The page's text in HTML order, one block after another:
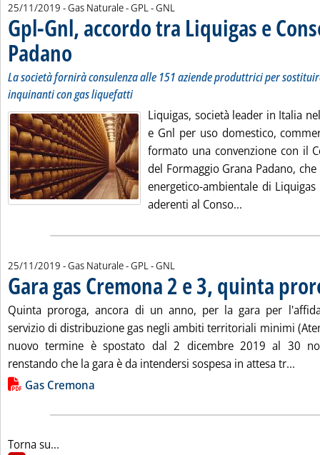
25/11/2019 - Gas Naturale - GPL - GNL
Gpl-Gnl, accordo tra Liquigas e
Padano . Sottotitolo: La società fornirà consulenza alle 151 aziende
. Pubblicata lunedì 25 novembre 2019 alle 10.42.
La società fornirà consulenza alle 151 aziende produttrici per
inquinanti con gas liquefatti
Liquigas, società leader in Italia
e Gnl per uso domestico,
formato una convenzione con il
del Formaggio Grana Padano,
energetico-ambientale di
aderenti al Conso...
25/11/2019 - Gas Naturale - GPL - GNL
Gara gas Cremona 2 e 3, quinta
Quinta proroga, ancora di un anno, per la gara per
servizio di distribuzione gas negli ambiti territoriali minimi
nuovo termine è spostato dal 2 dicembre 2019 al 30
renstando che la gara è da intendersi sospesa in attesa tr...
Lista allegati PDF alla notizia
Gas Cremona
Torna su...